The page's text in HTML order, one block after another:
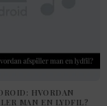
HVORDAN
MAN EN LYDFIL?